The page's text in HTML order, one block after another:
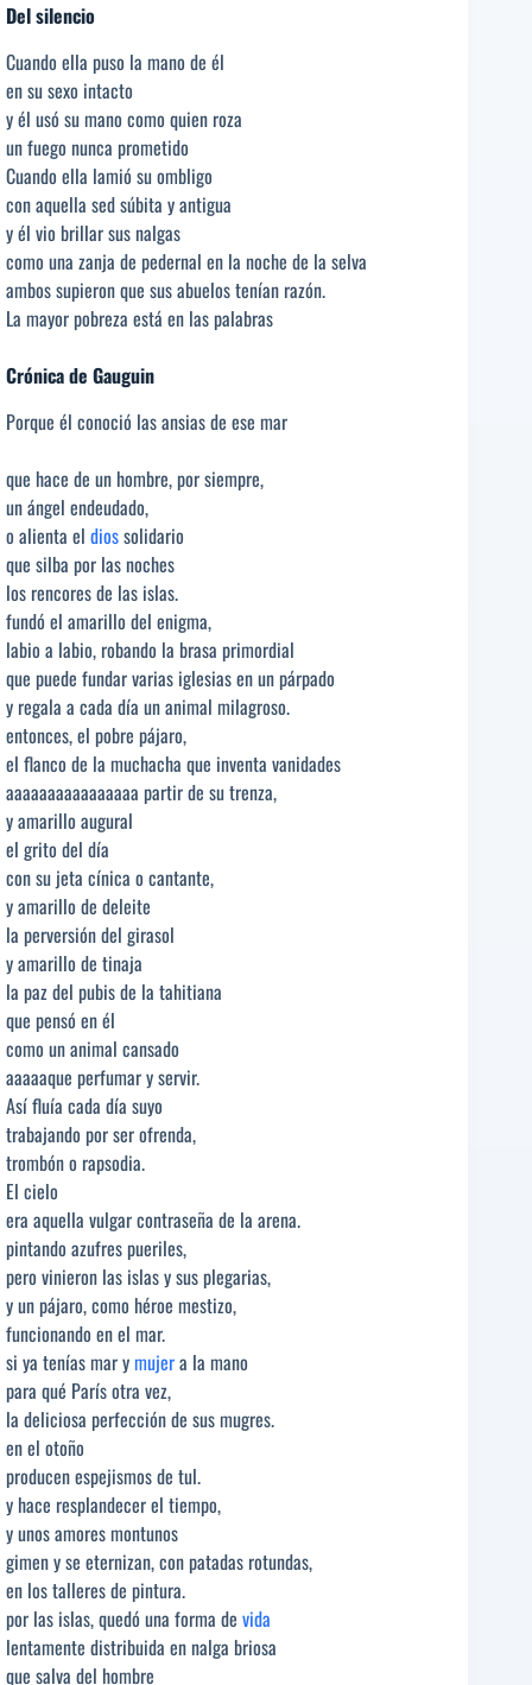
Del silencio
Cuando ella puso la mano de él
en su sexo intacto
y él usó su mano como quien roza
un fuego nunca prometido
Cuando ella lamió su ombligo
con aquella sed súbita y antigua
y él vio brillar sus nalgas
como una zanja de pedernal en la noche de la selva
ambos supieron que sus abuelos tenían razón.
La mayor pobreza está en las palabras
Crónica de Gauguin
Porque él conoció las ansias de ese mar
que hace de un hombre, por siempre,
un ángel endeudado,
o alienta el diossolidario
que silba por las noches
los rencores de las islas.
fundó el amarillo del enigma,
labio a labio, robando la brasa primordial
que puede fundar varias iglesias en un párpado
y regala a cada día un animal milagroso.
entonces, el pobre pájaro,
el flanco de la muchacha que inventa vanidades
aaaaaaaaaaaaaaaa partir de su trenza,
y amarillo augural
el grito del día
con su jeta cínica o cantante,
y amarillo de deleite
la perversión del girasol
y amarillo de tinaja
la paz del pubis de la tahitiana
que pensó en él
como un animal cansado
aaaaaque perfumar y servir.
Así fluía cada día suyo
trabajando por ser ofrenda,
trombón o rapsodia.
El cielo
era aquella vulgar contraseña de la arena.
pintando azufres pueriles,
pero vinieron las islas y sus plegarias,
y un pájaro, como héroe mestizo,
funcionando en el mar.
si ya tenías mar ymujera la mano
para qué París otra vez,
la deliciosa perfección de sus mugres.
en el otoño
producen espejismos de tul.
y hace resplandecer el tiempo,
y unos amores montunos
gimen y se eternizan, con patadas rotundas,
en los talleres de pintura.
por las islas, quedó una forma de vida
lentamente distribuida en nalga briosa
que salva del hombre